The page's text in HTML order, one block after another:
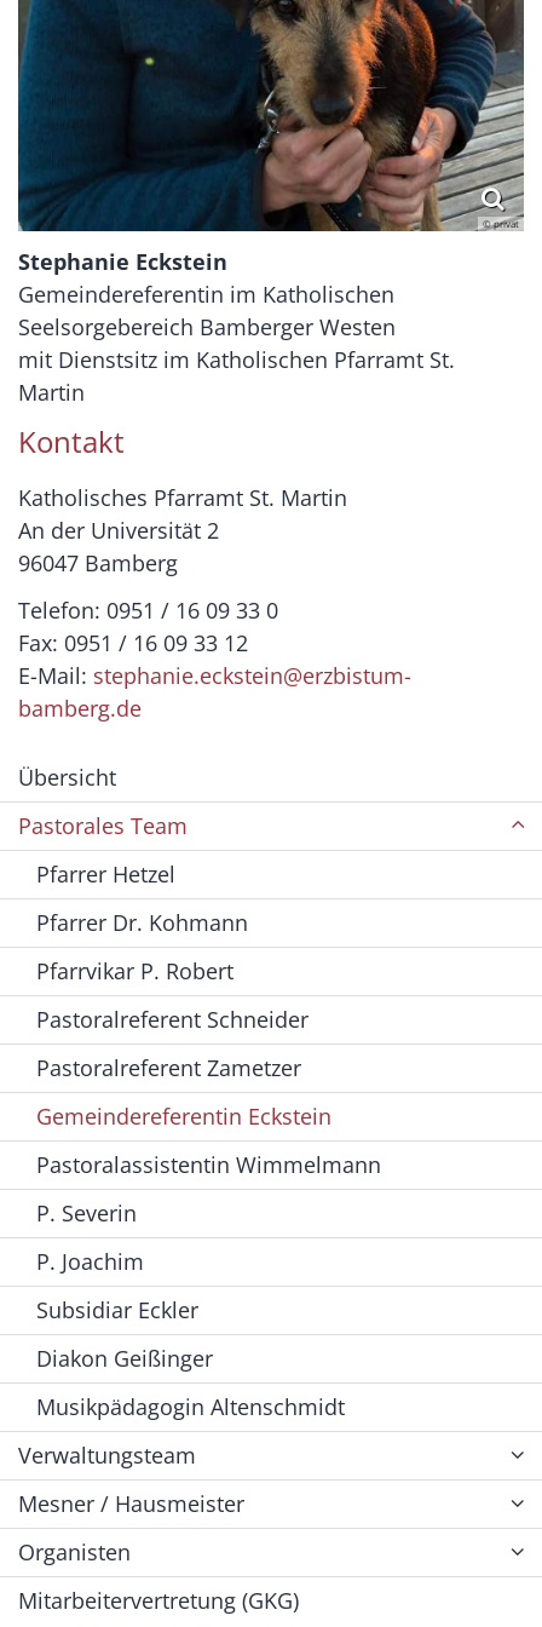
© privat
Stephanie Eckstein
Gemeindereferentin im Katholischen
Seelsorgebereich Bamberger Westen
mit Dienstsitz im Katholischen Pfarramt St.
Martin
Kontakt
Katholisches Pfarramt St. Martin
An der Universität 2
96047 Bamberg
Telefon: 0951 / 16 09 33 0
Fax: 0951 / 16 09 33 12
E-Mail: stephanie.eckstein@erzbistum-
bamberg.de
Übersicht
Pastorales Team
Pfarrer Hetzel
Pfarrer Dr. Kohmann
Pfarrvikar P. Robert
Pastoralreferent Schneider
Pastoralreferent Zametzer
Gemeindereferentin Eckstein
Pastoralassistentin Wimmelmann
P. Severin
P. Joachim
Subsidiar Eckler
Diakon Geißinger
Musikpädagogin Altenschmidt
Verwaltungsteam
Mesner / Hausmeister
Organisten
Mitarbeitervertretung (GKG)